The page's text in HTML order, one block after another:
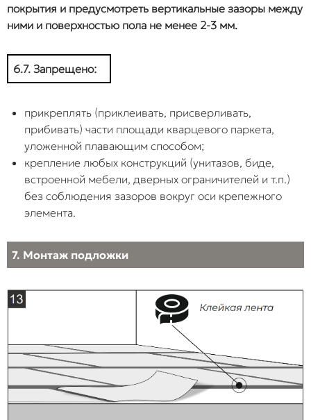
покрытия и предусмотреть вертикальные зазоры между
ними и поверхностью пола не менее 2-3 мм.
6.7. Запрещено:
прикреплять (приклеивать, присверливать,
прибивать) части площади кварцевого паркета,
уложенной плавающим способом;
крепление любых конструкций (унитазов, биде,
встроенной мебели, дверных ограничителей и т.п.)
без соблюдения зазоров вокруг оси крепежного
элемента.
7. Монтаж подложки